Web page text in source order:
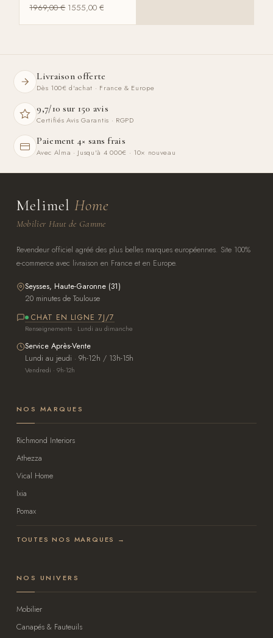
1969,00€ 1555,00€
Livraison offerte
Dès 100€ d'achat · France & Europe
9,7/10 sur 150 avis
Certifiés Avis Garantis · RGPD
Paiement 4× sans frais
Avec Alma · Jusqu'à 4 000€ · 10× nouveau
Melimel Home
Mobilier Haut de Gamme
Revendeur officiel agréé des plus belles marques européennes. Site 100%
e-commerce avec livraison en France et en Europe.
Seysses, Haute-Garonne (31)
20 minutes de Toulouse
CHAT EN LIGNE 7J/7
Renseignements · Lundi au dimanche
Service Après-Vente
Lundi au jeudi · 9h-12h / 13h-15h
Vendredi · 9h-12h
NOS MARQUES
Richmond Interiors
Athezza
Vical Home
Ixia
Pomax
TOUTES NOS MARQUES →
NOS UNIVERS
Mobilier
Canapés & Fauteuils